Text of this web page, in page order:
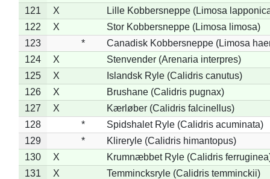
121
X
Lille Kobbersneppe (Limosa
122
X
Stor Kobbersneppe (Limosa limosa)
123
*
Canadisk Kobbersneppe (Limosa
124
X
Stenvender (Arenaria interpres)
125
X
Islandsk Ryle (Calidris canutus)
126
X
Brushane (Calidris pugnax)
127
X
Kærløber (Calidris falcinellus)
128
*
Spidshalet Ryle (Calidris acuminata)
129
*
Klireryle (Calidris himantopus)
130
X
Krumnæbbet Ryle (Calidris
131
X
Temmincksryle (Calidris temminckii)